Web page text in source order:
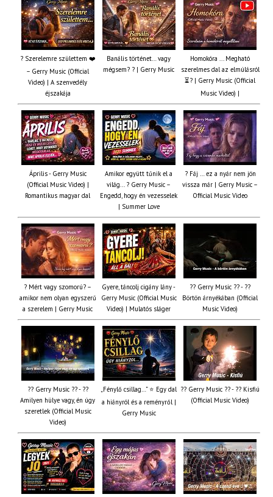
? Szerelemre születtem ❤️
– Gerry Music (Official
Video) | A szenvedély
éjszakája
Banális történet… vagy
mégsem? ? | Gerry Music
Homokóra ... Megható
szerelmes dal az elmúlásról
⏳? | Gerry Music (Official
Music Video) |
Április - Gerry Music
(Official Music Video) |
Romantikus magyar dal
Amikor együtt tűnik el a
világ... ? Gerry Music –
Engedd, hogy én vezesselek
| Summer Love
? Fáj … ez a nyár nem jön
vissza már | Gerry Music –
Official Music Video
? Mért vagy szomorú? –
amikor nem olyan egyszerű
a szerelem | Gerry Music
Gyere, táncolj cigány lány -
Gerry Music (Official Music
Video) | Mulatós sláger
?? Gerry Music ?? - ??
Börtön árnyékában (Official
Music Video)
?? Gerry Music ?? - ??
Amilyen hülye vagy, én úgy
szeretlek (Official Music
Video)
„Fénylő csillag…” ⭐ Egy dal
a hiányról és a reményről |
Gerry Music
?? Gerry Music ?? - ?? Kisfiú
(Official Music Video)